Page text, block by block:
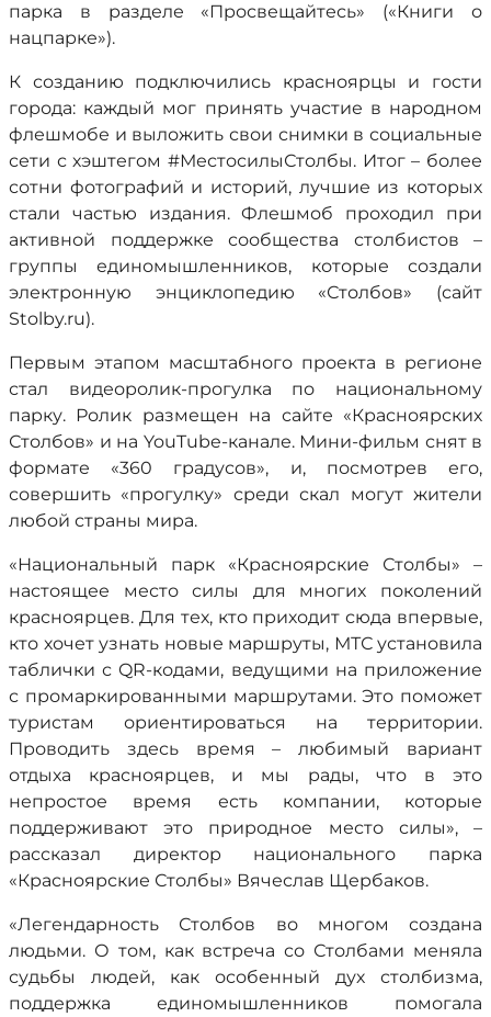
парка в разделе «Просвещайтесь» («Книги о
нацпарке»).
К созданию подключились красноярцы и гости
города: каждый мог принять участие в народном
флешмобе и выложить свои снимки в социальные
сети с хэштегом #МестосилыСтолбы. Итог – более
сотни фотографий и историй, лучшие из которых
стали частью издания. Флешмоб проходил при
активной поддержке сообщества столбистов –
группы единомышленников, которые создали
электронную энциклопедию «Столбов» (сайт
Stolby.ru).
Первым этапом масштабного проекта в регионе
стал видеоролик-прогулка по национальному
парку. Ролик размещен на сайте «Красноярских
Столбов» и на YouTube-канале. Мини-фильм снят в
формате «360 градусов», и, посмотрев его,
совершить «прогулку» среди скал могут жители
любой страны мира.
«Национальный парк «Красноярские Столбы» –
настоящее место силы для многих поколений
красноярцев. Для тех, кто приходит сюда впервые,
кто хочет узнать новые маршруты, МТС установила
таблички с QR-кодами, ведущими на приложение
с промаркированными маршрутами. Это поможет
туристам ориентироваться на территории.
Проводить здесь время – любимый вариант
отдыха красноярцев, и мы рады, что в это
непростое время есть компании, которые
поддерживают это природное место силы», –
рассказал директор национального парка
«Красноярские Столбы» Вячеслав Щербаков.
«Легендарность Столбов во многом создана
людьми. О том, как встреча со Столбами меняла
судьбы людей, как особенный дух столбизма,
поддержка единомышленников помогала